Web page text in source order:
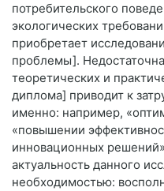
потребительского
экологических
приобретает
проблемы].
теоретических и
диплома] приводит к
именно: например,
«повышении
инновационных
актуальность данного
необходимостью: